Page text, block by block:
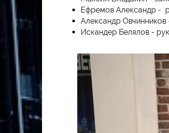
Ефремов Александр -
Александр
Искандер Белялов -